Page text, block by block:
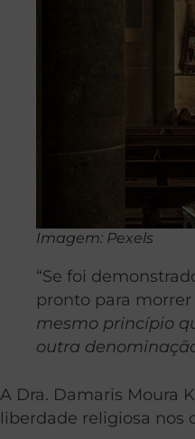
Imagem: Pexels
“Se foi
pronto para
mesmo princípio
outra
A Dra. Damaris Moura
liberdade religiosa nos